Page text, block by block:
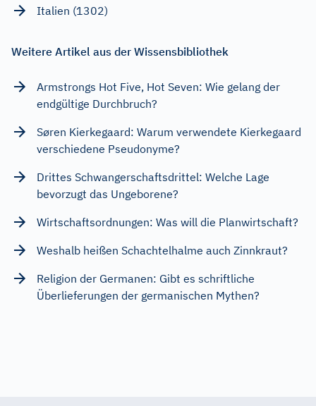
Italien (1302)
Weitere Artikel aus der Wissensbibliothek
Armstrongs Hot Five, Hot Seven: Wie gelang der
endgültige Durchbruch?
Søren Kierkegaard: Warum verwendete Kierkegaard
verschiedene Pseudonyme?
Drittes Schwangerschaftsdrittel: Welche Lage
bevorzugt das Ungeborene?
Wirtschaftsordnungen: Was will die Planwirtschaft?
Weshalb heißen Schachtelhalme auch Zinnkraut?
Religion der Germanen: Gibt es schriftliche
Überlieferungen der germanischen Mythen?